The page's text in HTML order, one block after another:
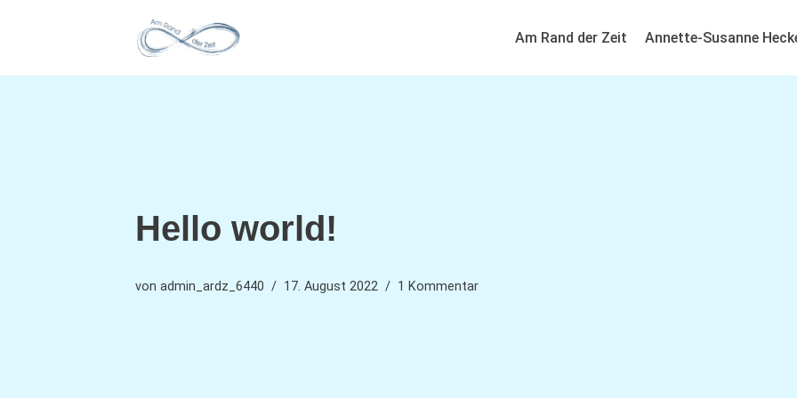
Inhalt
Am Rand der Zeit Annette-Susanne
Hello world!
von admin_ardz_6440 17. August 2022 1 Kommentar